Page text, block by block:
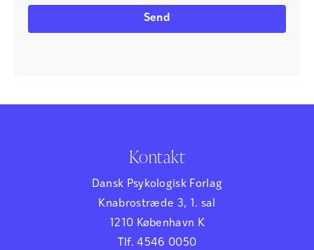
Kontakt
Dansk Psykologisk Forlag
Knabrostræde 3, 1. sal
1210 København K
Tlf. 4546 0050